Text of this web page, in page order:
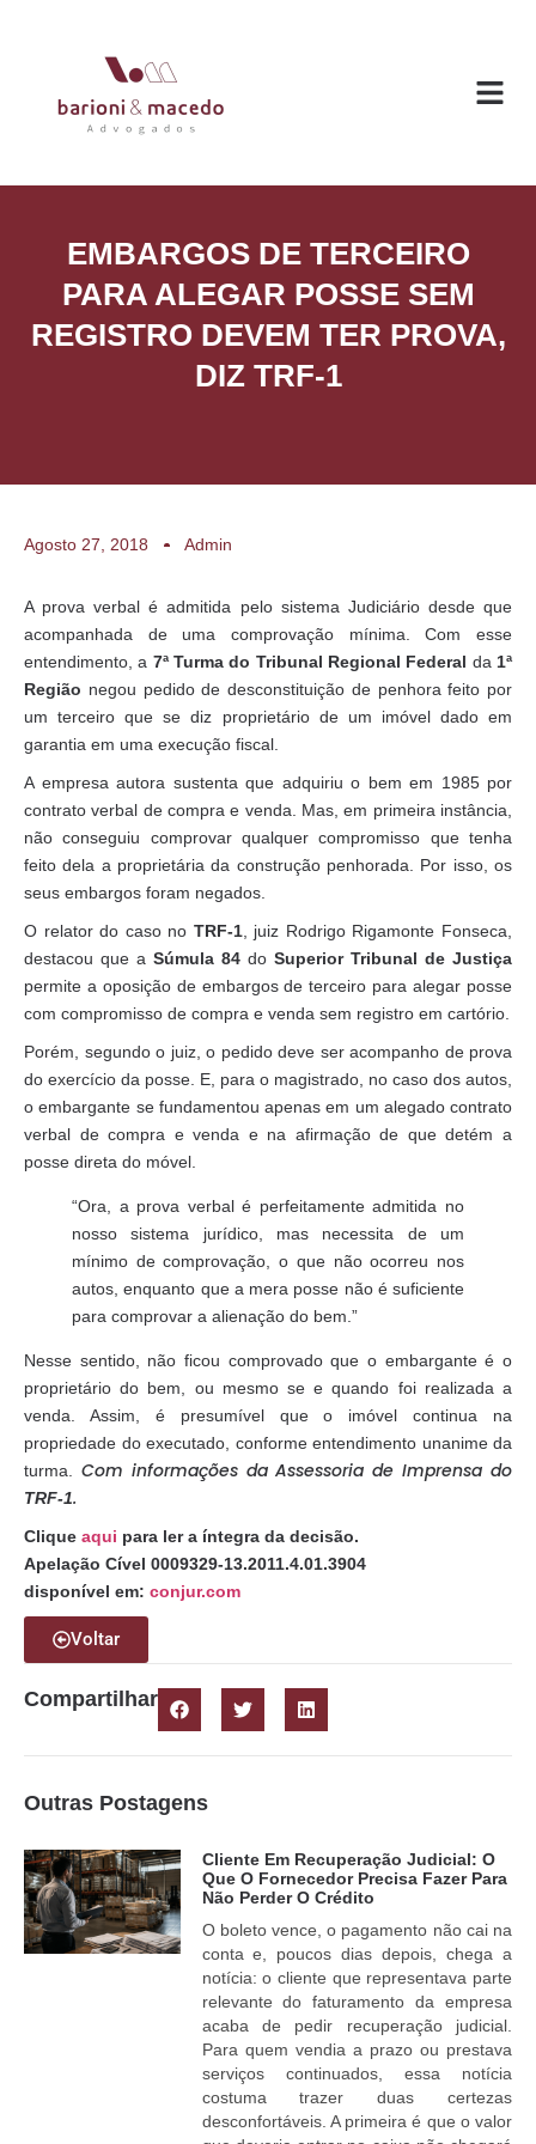
EMBARGOS DE TERCEIRO
PARA ALEGAR POSSE SEM
REGISTRO DEVEM TER PROVA,
DIZ TRF-1
Agosto 27, 2018 Admin
A prova verbal é admitida pelo sistema Judiciário desde que
acompanhada de uma comprovação mínima. Com esse
entendimento, a 7ª Turma do Tribunal Regional Federal da 1ª
Região negou pedido de desconstituição de penhora feito por
um terceiro que se diz proprietário de um imóvel dado em
garantia em uma execução fiscal.
A empresa autora sustenta que adquiriu o bem em 1985 por
contrato verbal de compra e venda. Mas, em primeira instância,
não conseguiu comprovar qualquer compromisso que tenha
feito dela a proprietária da construção penhorada. Por isso, os
seus embargos foram negados.
O relator do caso no TRF-1, juiz Rodrigo Rigamonte Fonseca,
destacou que a Súmula 84 do Superior Tribunal de Justiça
permite a oposição de embargos de terceiro para alegar posse
com compromisso de compra e venda sem registro em cartório.
Porém, segundo o juiz, o pedido deve ser acompanho de prova
do exercício da posse. E, para o magistrado, no caso dos autos,
o embargante se fundamentou apenas em um alegado contrato
verbal de compra e venda e na afirmação de que detém a
posse direta do móvel.
“Ora, a prova verbal é perfeitamente admitida no
nosso sistema jurídico, mas necessita de um
mínimo de comprovação, o que não ocorreu nos
autos, enquanto que a mera posse não é suficiente
para comprovar a alienação do bem.”
Nesse sentido, não ficou comprovado que o embargante é o
proprietário do bem, ou mesmo se e quando foi realizada a
venda. Assim, é presumível que o imóvel continua na
propriedade do executado, conforme entendimento unanime da
turma. Com informações da Assessoria de Imprensa do
TRF-1.
Clique aqui para ler a íntegra da decisão.
Apelação Cível 0009329-13.2011.4.01.3904
disponível em: conjur.com
Voltar
Compartilhar
Outras Postagens
Cliente Em Recuperação Judicial: O
Que O Fornecedor Precisa Fazer Para
Não Perder O Crédito
O boleto vence, o pagamento não cai na
conta e, poucos dias depois, chega a
notícia: o cliente que representava parte
relevante do faturamento da empresa
acaba de pedir recuperação judicial.
Para quem vendia a prazo ou prestava
serviços continuados, essa notícia
costuma trazer duas certezas
desconfortáveis. A primeira é que o valor